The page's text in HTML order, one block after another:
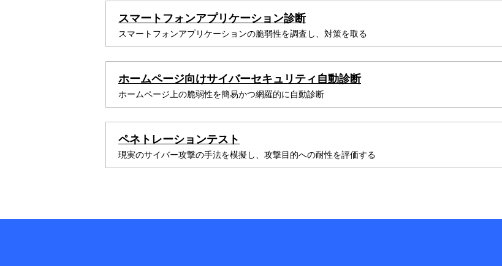
スマートフォンアプリケーション診断
スマートフォンアプリケーションの脆弱性を調査し、対策を取る
ホームページ向けサイバーセキュリティ自動診断
ホームページ上の脆弱性を簡易かつ網羅的に自動診断
ペネトレーションテスト
現実のサイバー攻撃の手法を模擬し、攻撃目的への耐性を評価する